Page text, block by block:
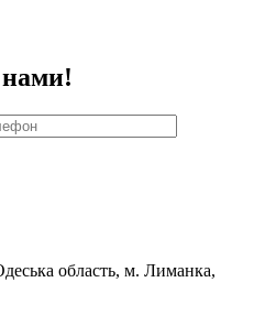
нами!
область, м. Лиманка,